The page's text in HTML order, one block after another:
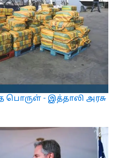
பொருள் - இத்தாலி அரசு